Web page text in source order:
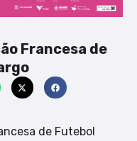
Francesa de
de Futebol